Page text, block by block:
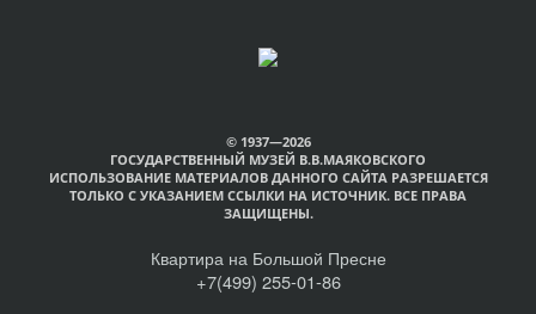
© 1937—2026
ГОСУДАРСТВЕННЫЙ МУЗЕЙ В.В.МАЯКОВСКОГО
ИСПОЛЬЗОВАНИЕ МАТЕРИАЛОВ ДАННОГО САЙТА РАЗРЕШАЕТСЯ
ТОЛЬКО С УКАЗАНИЕМ ССЫЛКИ НА ИСТОЧНИК. ВСЕ ПРАВА
ЗАЩИЩЕНЫ.
Квартира на Большой Пресне
+7(499) 255-01-86